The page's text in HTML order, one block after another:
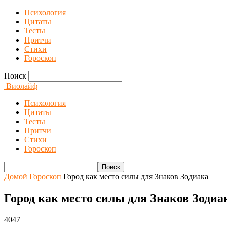
Психология
Цитаты
Тесты
Притчи
Стихи
Гороскоп
Поиск
Виолайф
Психология
Цитаты
Тесты
Притчи
Стихи
Гороскоп
Домой Гороскоп Город как место силы для Знаков Зодиака
Город как место силы для Знаков
4047